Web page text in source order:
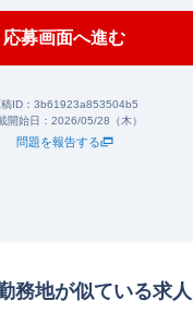
応募画面へ進む
ID： 3b61923a853504b5
開始日： 2026/05/28（木）
問題を報告する
務地が似ている求人